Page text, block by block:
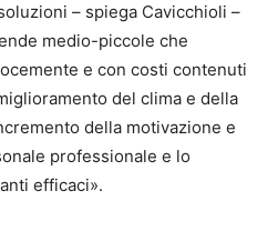
– spiega Cavicchioli –
medio-piccole che
e con costi contenuti
del clima e della
della motivazione e
professionale e lo
efficaci».